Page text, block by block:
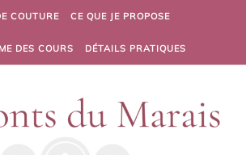
COUTURE CE QUE JE PROPOSE
DES COURS DÉTAILS PRATIQUES